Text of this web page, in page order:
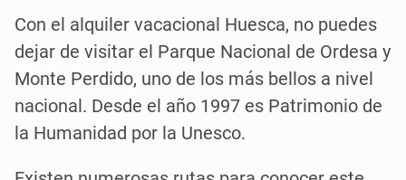
Con el alquiler vacacional Huesca, no puedes
dejar de visitar el Parque Nacional de Ordesa y
Monte Perdido, uno de los más bellos a nivel
nacional. Desde el año 1997 es Patrimonio de
la Humanidad por la Unesco.